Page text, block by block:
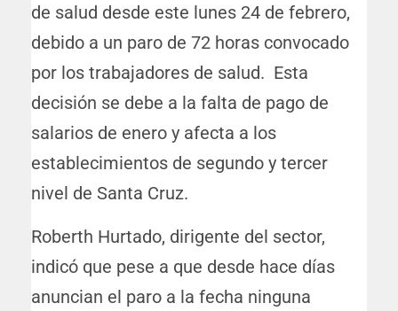
de salud desde este lunes 24 de febrero,
debido a un paro de 72 horas convocado
por los trabajadores de salud. Esta
decisión se debe a la falta de pago de
salarios de enero y afecta a los
establecimientos de segundo y tercer
nivel de Santa Cruz.
Roberth Hurtado, dirigente del sector,
indicó que pese a que desde hace días
anuncian el paro a la fecha ninguna